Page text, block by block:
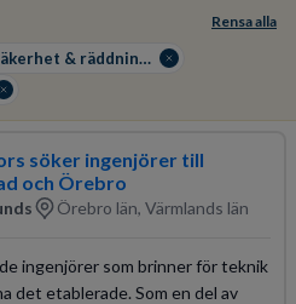
Rensa alla
Försvar, säkerhet & räddningstjänst
söker ingenjörer till
och Örebro
Örebro län, Värmlands län
ingenjörer som brinner för teknik
det etablerade. Som en del av